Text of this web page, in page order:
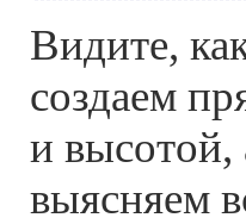
Видите,
создаем
и высотой,
выясняем